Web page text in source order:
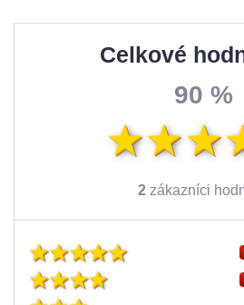
Celkové
90 %
2zákazníci